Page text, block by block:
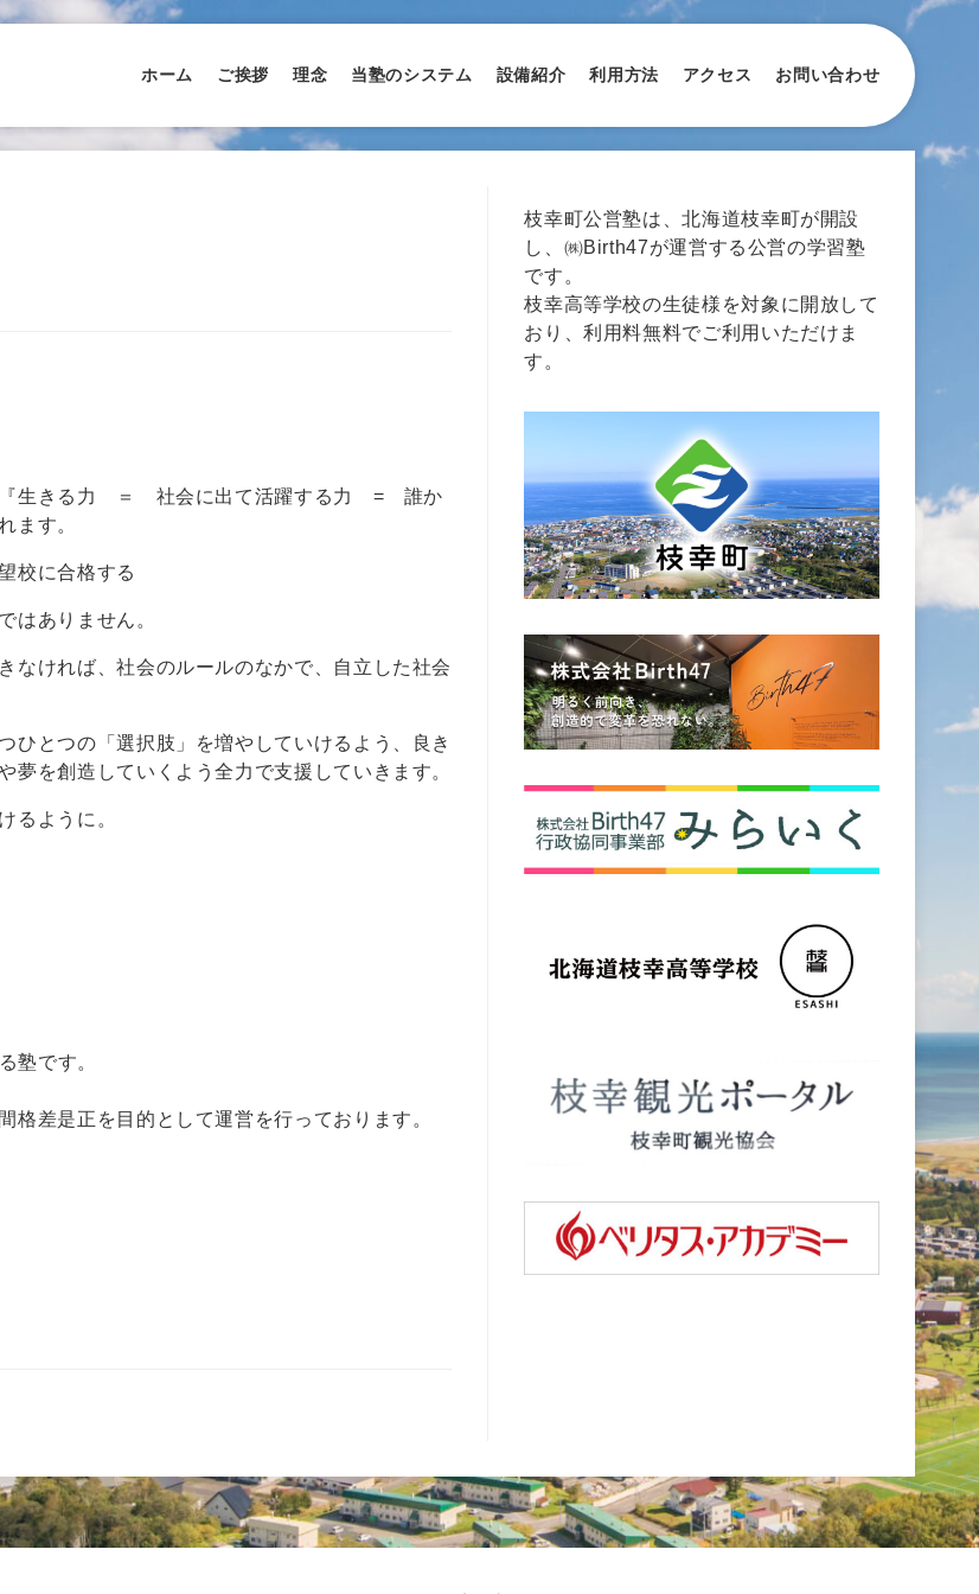
ホーム ご挨拶 理念 当塾のシステム 設備紹介 利用方法 アクセス お問い合わせ
『生きる力 ＝ 社会に出て活躍する力 = 誰か
ます。
校に合格する
はありません。
なければ、社会のルールのなかで、自立した社会
ひとつの「選択肢」を増やしていけるよう、良き
を創造していくよう全力で支援していきます。
るように。
塾です。
差是正を目的として運営を行っております。
枝幸町公営塾は、北海道枝幸町が開設
し、㈱Birth47が運営する公営の学習塾
です。
枝幸高等学校の生徒様を対象に開放して
おり、利用料無料でご利用いただけま
す。